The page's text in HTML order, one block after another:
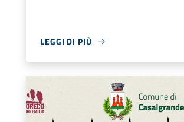
LEGGI DI PIÙ